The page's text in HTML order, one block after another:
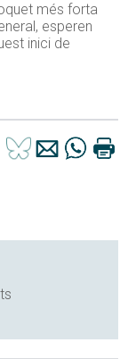
més forta
esperen
inici de